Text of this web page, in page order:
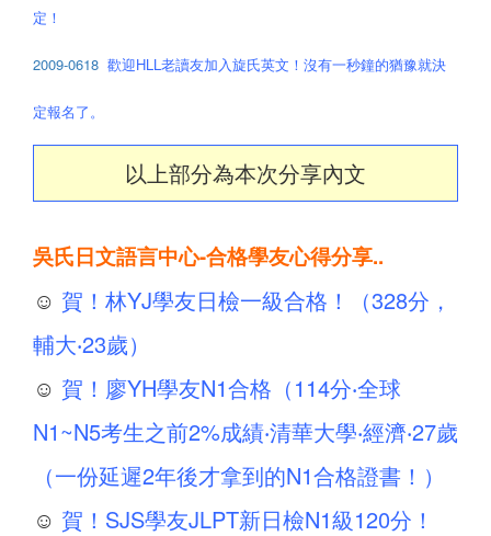
定！
2009-0618 歡迎HLL老讀友加入旋氏英文！沒有一秒鐘的猶豫就決
定報名了。
以上部分為本次分享內文
吳氏日文語言中心-合格學友心得分享..
☺ 賀！林YJ學友日檢一級合格！（328分，
輔大‧23歲）
☺ 賀！廖YH學友N1合格（114分‧全球
N1~N5考生之前2%成績‧清華大學‧經濟‧27歲
（一份延遲2年後才拿到的N1合格證書！）
☺ 賀！SJS學友JLPT新日檢N1級120分！